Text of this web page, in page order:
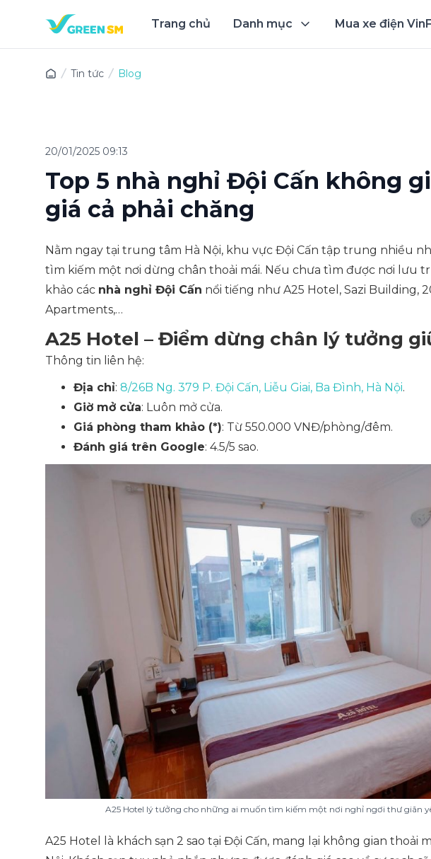
Trang chủ Danh mục Mua xe điện
Tin tức Blog
20/01/2025 09:13
Top 5 nhà nghỉ Đội Cấn không
giá cả phải chăng
Nằm ngay tại trung tâm Hà Nội, khu vực Đội Cấn tập trung nhiều
tìm kiếm một nơi dừng chân thoải mái. Nếu chưa tìm được nơi lưu
khảo các nhà nghỉ Đội Cấn nổi tiếng như A25 Hotel, Sazi Building,
Apartments,…
A25 Hotel – Điểm dừng chân lý tưởng
Thông tin liên hệ:
Địa chỉ: 8/26B Ng. 379 P. Đội Cấn, Liễu Giai, Ba Đình, Hà Nội.
Giờ mở cửa: Luôn mở cửa.
Giá phòng tham khảo (*): Từ 550.000 VNĐ/phòng/đêm.
Đánh giá trên Google: 4.5/5 sao.
A25 Hotel lý tưởng cho những ai muốn tìm kiếm một nơi nghỉ ngơi thư giãn
A25 Hotel là khách sạn 2 sao tại Đội Cấn, mang lại không gian thoải